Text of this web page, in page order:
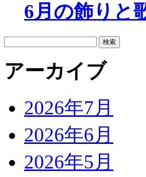
6月の飾りと
アーカイブ
2026年7月
2026年6月
2026年5月